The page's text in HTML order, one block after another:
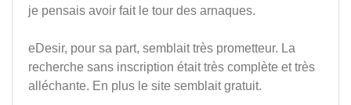
je pensais avoir fait le tour des arnaques.
eDesir, pour sa part, semblait très prometteur. La
recherche sans inscription était très complète et très
alléchante. En plus le site semblait gratuit.